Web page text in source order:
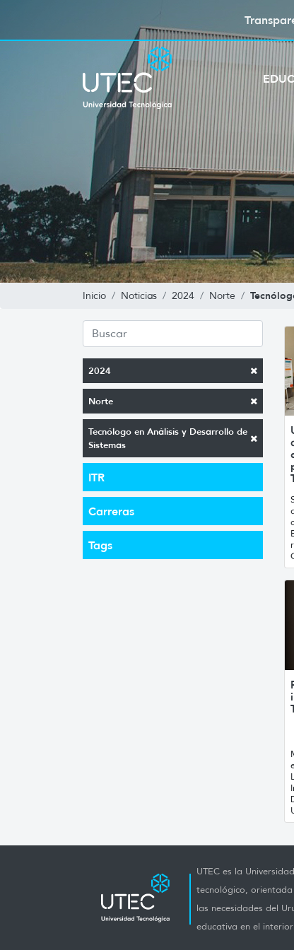
Inicio Noticias 2024 Norte
2024
Norte
Tecnólogo en Análisis y Desarrollo de
Sistemas
ITR
Carreras
Tags
UTEC es la
tecnológico,
las necesidades del
educativa en el